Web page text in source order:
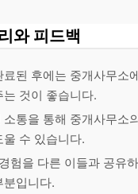
와 피드백
료된 후에는 중개사무소
는 것이 좋습니다.
소통을 통해 중개사무소
울 수 있습니다.
험을 다른 이들과 공유
분입니다.